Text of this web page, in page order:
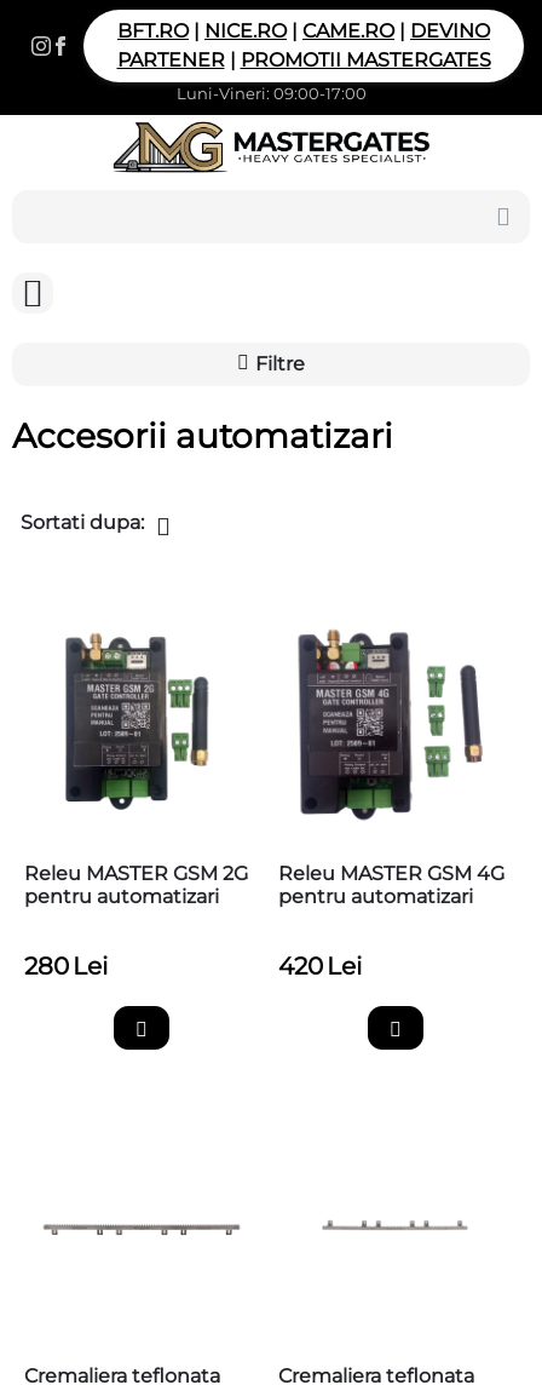
BFT.RO| NICE.RO| CAME.RO| DEVINO
PARTENER| PROMOTII MASTERGATES
Luni-Vineri: 09:00-17:00
Filtre
Accesorii automatizari
Sortati dupa:
Releu MASTER GSM 2G
pentru automatizari
280 Lei
Releu MASTER GSM 4G
pentru automatizari
420 Lei
Cremaliera teflonata
Cremaliera teflonata